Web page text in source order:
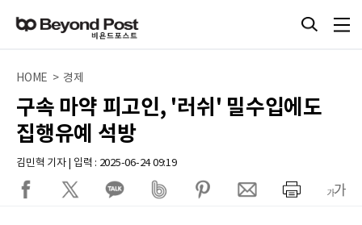
HOME > 경제
구속 마약 피고인, '러쉬' 밀수입에도
집행유예 석방
김민혁 기자 | 입력 : 2025-06-24 09:19